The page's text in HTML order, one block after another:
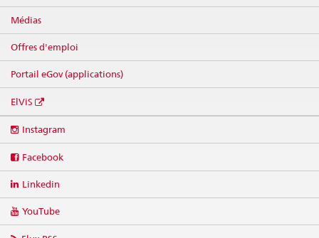
Médias
Offres d'emploi
Portail eGov (applications)
ElViS
media
Instagram
Facebook
Linkedin
YouTube